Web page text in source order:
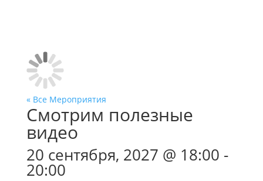
« Все Мероприятия
Смотрим полезные
видео
20 сентября, 2027 @ 18:00 -
20:00